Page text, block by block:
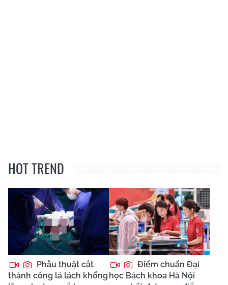
HOT TREND
Phẫu thuật cắt
thành công lá lách khổng
Điểm chuẩn Đại
học Bách khoa Hà Nội